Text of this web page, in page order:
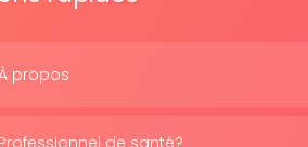
propos
Professionnel de santé?